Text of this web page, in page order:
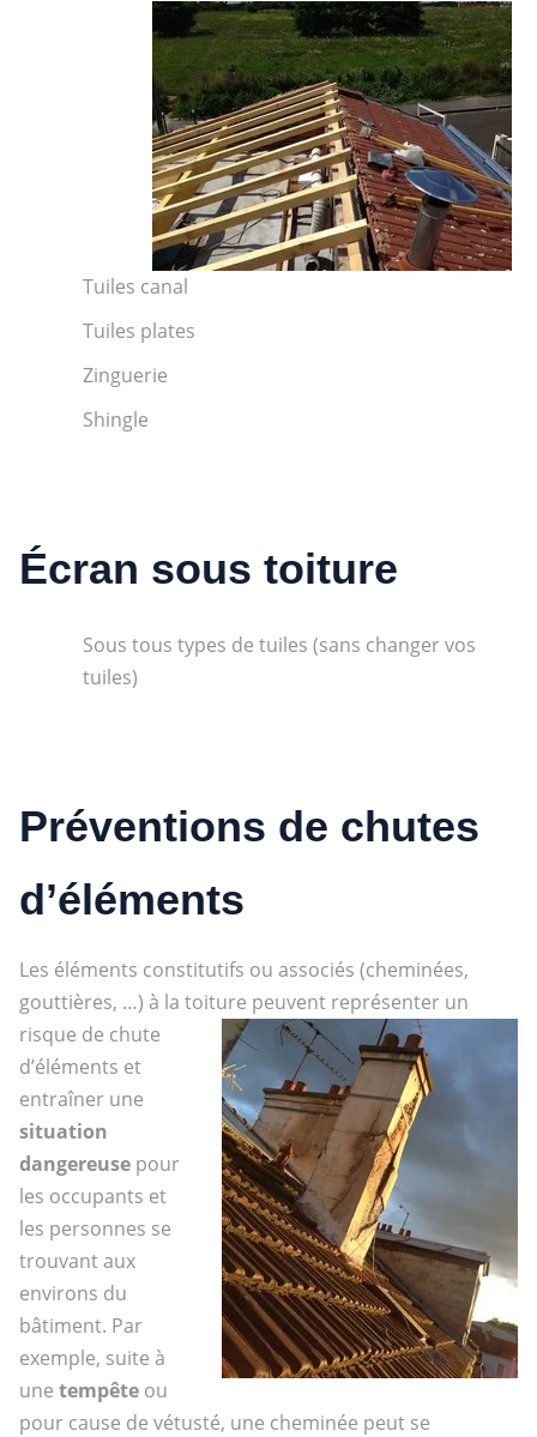
Tuiles canal
Tuiles plates
Zinguerie
Shingle
Écran sous toiture
Sous tous types de tuiles (sans changer vos
tuiles)
Préventions de chutes
d’éléments
Les éléments constitutifs ou associés (cheminées,
gouttières, …) à la toiture peuvent représenter un
risque de chute
d’éléments et
entraîner une
situation
dangereuse pour
les occupants et
les personnes se
trouvant aux
environs du
bâtiment. Par
exemple, suite à
une tempêteou
pour cause de vétusté, une cheminée peut se